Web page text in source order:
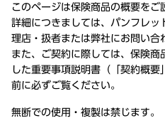
このページは保険商品の概要をご
詳細につきましては、パンフレッ
理店・扱者または弊社にお問い合
また、ご契約に際しては、保険
した重要事項説明書（「契約概
前に必ずご覧ください。
無断での使用・複製は禁じます。